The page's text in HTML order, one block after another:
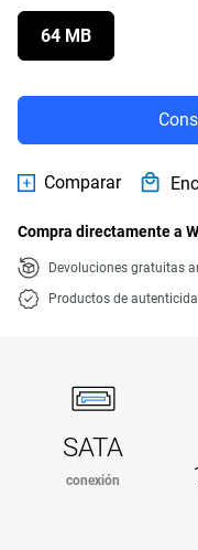
64 MB
Comparar
Compra directamente a
Devoluciones gratuitas
Productos de
SATA
conexión